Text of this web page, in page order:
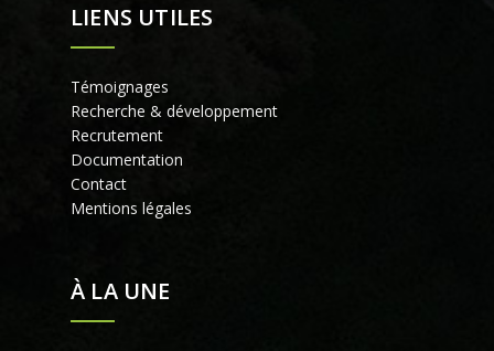
LIENS UTILES
Témoignages
Recherche & développement
Recrutement
Documentation
Contact
Mentions légales
À LA UNE